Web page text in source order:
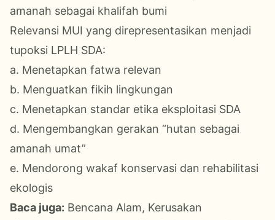
amanah sebagai khalifah bumi
Relevansi MUI yang direpresentasikan menjadi
tupoksi LPLH SDA:
a. Menetapkan fatwa relevan
b. Menguatkan fikih lingkungan
c. Menetapkan standar etika eksploitasi SDA
d. Mengembangkan gerakan “hutan sebagai
amanah umat”
e. Mendorong wakaf konservasi dan rehabilitasi
ekologis
Baca juga: Bencana Alam, Kerusakan